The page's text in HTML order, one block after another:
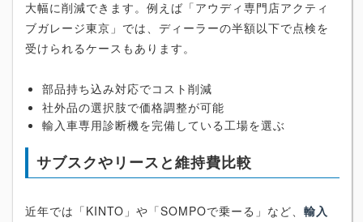
大幅に削減できます。例えば「アウディ専門店アクティ
ブガレージ東京」では、ディーラーの半額以下で点検を
受けられるケースもあります。
部品持ち込み対応でコスト削減
社外品の選択肢で価格調整が可能
輸入車専用診断機を完備している工場を選ぶ
サブスクやリースと維持費比較
近年では「KINTO」や「SOMPOで乗ーる」など、 輸入